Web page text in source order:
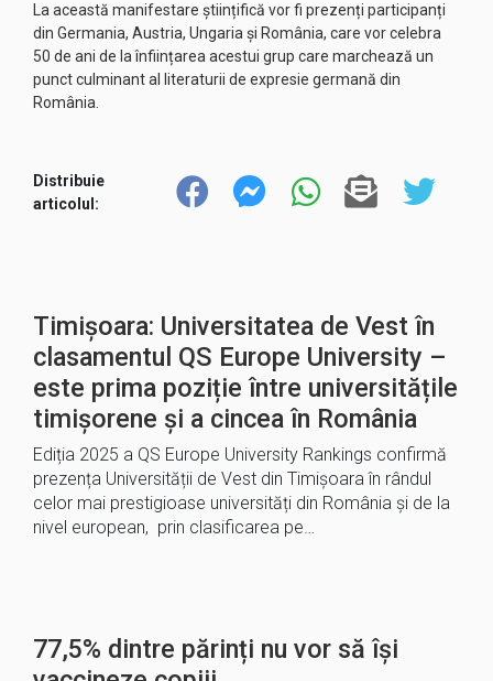
La această manifestare științifică vor fi prezenți participanți
din Germania, Austria, Ungaria și România, care vor celebra
50 de ani de la înființarea acestui grup care marchează un
punct culminant al literaturii de expresie germană din
România.
Distribuie
articolul:
Timișoara: Universitatea de Vest în
clasamentul QS Europe University –
este prima poziție între universitățile
timișorene și a cincea în România
Ediția 2025 a QS Europe University Rankings confirmă
prezența Universității de Vest din Timișoara în rândul
celor mai prestigioase universități din România și de la
nivel european, prin clasificarea pe…
77,5% dintre părinți nu vor să își